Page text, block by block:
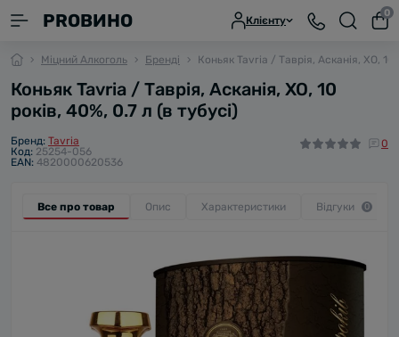
PROВИНО Клієнту
0
Міцний Алкоголь Бренді Коньяк Tavria / Таврія, Асканія, XO, 10
Коньяк Tavria / Таврія, Асканія, XO, 10
років, 40%, 0.7 л (в тубусі)
Бренд: Tavria
Код: 25254-056
EAN: 4820000620536
0
Все про товар Опис Характеристики Відгуки 0